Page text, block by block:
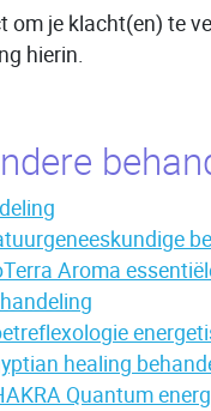
om je klacht(en) te
hierin.
Aroma
healing
Quantum